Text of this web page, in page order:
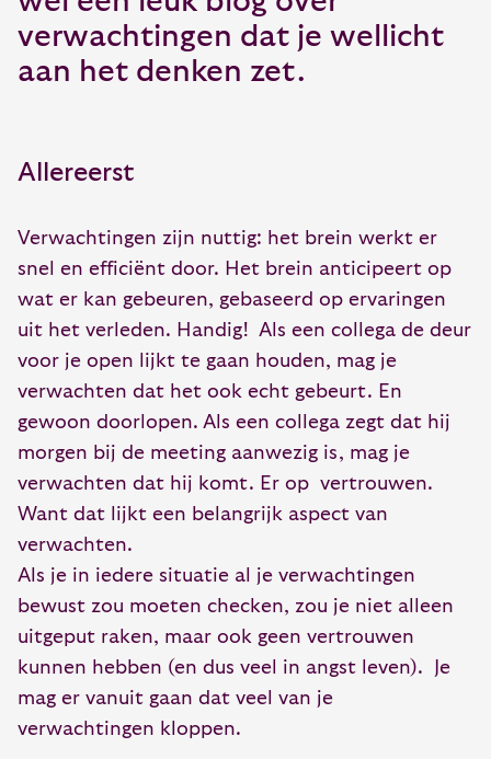
verwachtingen dat je wellicht
aan het denken zet.
Allereerst
Verwachtingen zijn nuttig: het brein werkt er
snel en efficiënt door. Het brein anticipeert op
wat er kan gebeuren, gebaseerd op ervaringen
uit het verleden. Handig! Als een collega de deur
voor je open lijkt te gaan houden, mag je
verwachten dat het ook echt gebeurt. En
gewoon doorlopen. Als een collega zegt dat hij
morgen bij de meeting aanwezig is, mag je
verwachten dat hij komt. Er op vertrouwen.
Want dat lijkt een belangrijk aspect van
verwachten.
Als je in iedere situatie al je verwachtingen
bewust zou moeten checken, zou je niet alleen
uitgeput raken, maar ook geen vertrouwen
kunnen hebben (en dus veel in angst leven). Je
mag er vanuit gaan dat veel van je
verwachtingen kloppen.